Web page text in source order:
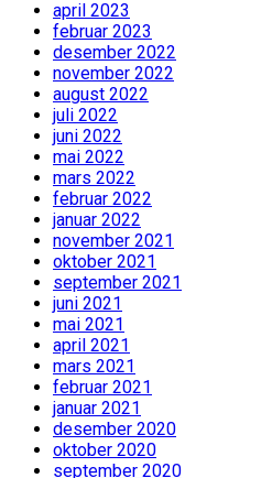
april 2023
februar 2023
desember 2022
november 2022
august 2022
juli 2022
juni 2022
mai 2022
mars 2022
februar 2022
januar 2022
november 2021
oktober 2021
september 2021
juni 2021
mai 2021
april 2021
mars 2021
februar 2021
januar 2021
desember 2020
oktober 2020
september 2020